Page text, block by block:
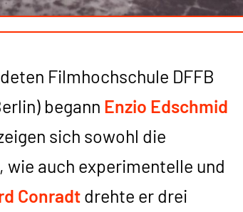
Filmhochschule DFFB
begann Enzio Edschmid
sich sowohl die
wie auch experimentelle und
Conradtdrehte er drei